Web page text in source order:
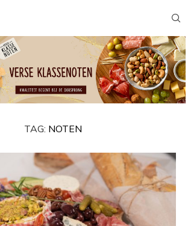
TAG: NOTEN